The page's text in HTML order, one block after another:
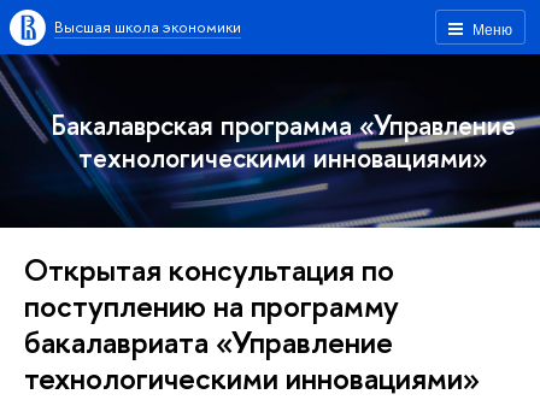
Меню
ысшая школа экономики
Бакалаврская программа «Управление
технологическими инновациями»
Открытая консультация по
поступлению на программу
акалавриата «Управление
технологическими инновациями»